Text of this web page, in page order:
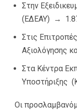
Στην
(ΕΔΕΑΥ) →
Στις
Αξιολόγησης
Στα Κέντρα
Υποστήριξης
Οι